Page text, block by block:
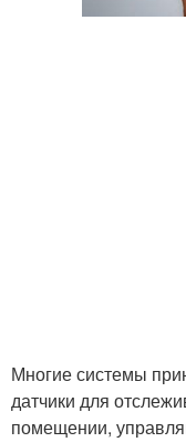
Многие системы
датчики для
помещении,